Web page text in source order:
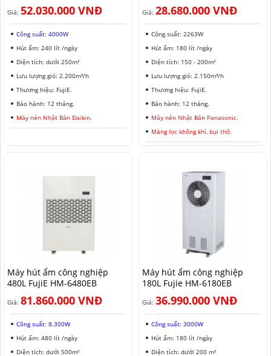
Giá: 52.030.000 VNĐ
Công suất: 4000W
Hút ẩm: 240 lít /ngày
Diện tích: dưới 250m²
Lưu lượng gió: 2.200m³/h
Thương hiệu: FujiE.
Bảo hành: 12 tháng.
Máy nén Nhật Bản Daikin.
Giá: 28.680.000 VNĐ
Công suất: 2263W
Hút ẩm: 180 lít /ngày
Diện tích: 150 - 200m²
Lưu lượng gió: 2.150m³/h
Thương hiệu: FujiE.
Bảo hành: 12 tháng.
Máy nén Nhật Bản Panasonic.
Màng lọc không khí, bụi thô.
Máy hút ẩm công nghiệp
480L FujiE HM-6480EB
Giá: 81.860.000 VNĐ
Công suất: 8.300W
Hút ẩm: 480 lít /ngày
Diện tích: dưới 500m²
Máy hút ẩm công nghiệp
180L Fujie HM-6180EB
Giá: 36.990.000 VNĐ
Công suất: 3000W
Hút ẩm: 180 lít /ngày
Diện tích: dưới 200 m²